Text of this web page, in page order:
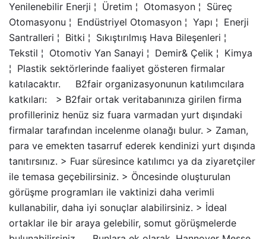
Yenilenebilir Enerji ¦ Üretim ¦ Otomasyon ¦ Süreç
Otomasyonu ¦ Endüstriyel Otomasyon ¦ Yapı ¦ Enerji
Santralleri ¦ Bitki ¦ Sıkıştırılmış Hava Bileşenleri ¦
Tekstil ¦ Otomotiv Yan Sanayi ¦ Demir& Çelik ¦ Kimya
¦ Plastik sektörlerinde faaliyet gösteren firmalar
katılacaktır. B2fair organizasyonunun katılımcılara
katkıları: > B2fair ortak veritabanınıza girilen firma
profilleriniz henüz siz fuara varmadan yurt dışındaki
firmalar tarafından incelenme olanağı bulur. > Zaman,
para ve emekten tasarruf ederek kendinizi yurt dışında
tanıtırsınız. > Fuar süresince katılımcı ya da ziyaretçiler
ile temasa geçebilirsiniz. > Öncesinde oluşturulan
görüşme programları ile vaktinizi daha verimli
kullanabilir, daha iyi sonuçlar alabilirsiniz. > İdeal
ortaklar ile bir araya gelebilir, somut görüşmelerde